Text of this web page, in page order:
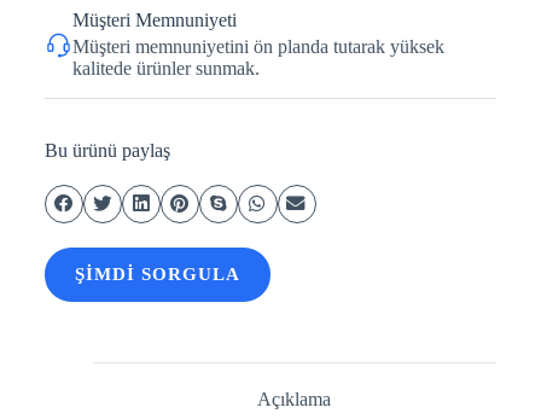
Müşteri Memnuniyeti
Müşteri memnuniyetini ön planda tutarak yüksek
kalitede ürünler sunmak.
Bu ürünü paylaş
ŞIMDI SORGULA
Açıklama